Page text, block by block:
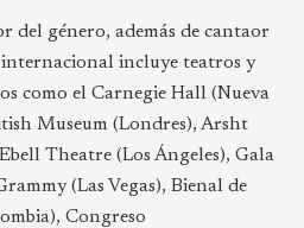
del género, además de cantaor
incluye teatros y
como el Carnegie Hall (Nueva
Museum (Londres), Arsht
Theatre (Los Ángeles), Gala
(Las Vegas), Bienal de
Congreso